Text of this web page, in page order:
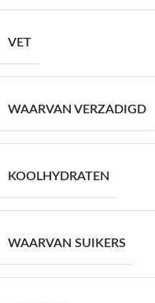
VET
WAARVAN VERZADIGD
KOOLHYDRATEN
WAARVAN SUIKERS